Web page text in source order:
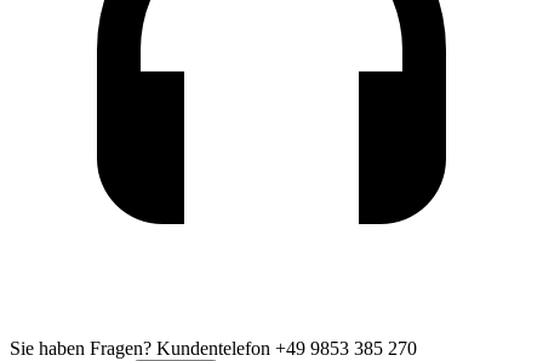
Sie haben Fragen? Kundentelefon +49 9853 385 270